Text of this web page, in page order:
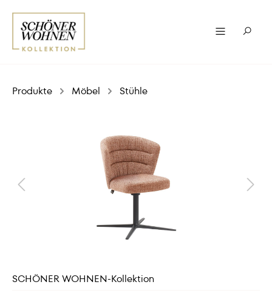
Produkte Möbel Stühle
SCHÖNER WOHNEN-Kollektion